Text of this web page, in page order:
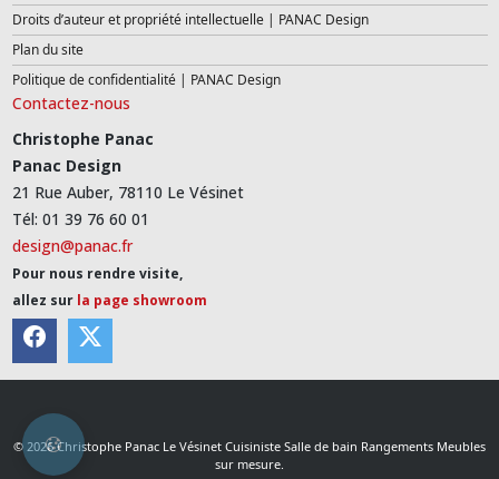
Droits d’auteur et propriété intellectuelle | PANAC Design
Plan du site
Politique de confidentialité | PANAC Design
Contactez-nous
Christophe Panac
Panac Design
21 Rue Auber, 78110 Le Vésinet
Tél: 01 39 76 60 01
design@panac.fr
Pour nous rendre visite,
allez sur la page showroom
© 2026 Christophe Panac Le Vésinet Cuisiniste Salle de bain Rangements Meubles
sur mesure.